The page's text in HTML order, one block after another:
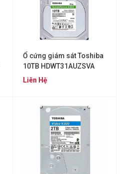
Ổ cứng giám sát Toshiba
10TB HDWT31AUZSVA
Liên Hệ